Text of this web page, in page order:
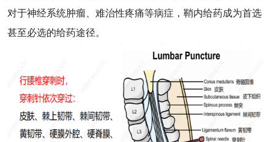
对于神经系统肿瘤、难治性疼痛等病症，鞘内给药成为首选
甚至必选的给药途径。